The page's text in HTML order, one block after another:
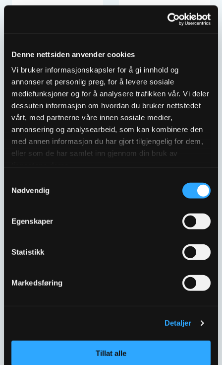
Denne nettsiden anvender cookies
Vi bruker informasjonskapsler for å gi innhold og
annonser et personlig preg, for å levere sosiale
mediefunksjoner og for å analysere trafikken vår. Vi deler
dessuten informasjon om hvordan du bruker nettstedet
vårt, med partnerne våre innen sosiale medier,
annonsering og analysearbeid, som kan kombinere den
med annen informasjon du har gjort tilgjengelig for dem,
eller som de har samlet inn gjennom din bruk av
Nødvendig
Egenskaper
Statistikk
Markedsføring
Detaljer
Tillat alle
2055191
ULEFOS ESCO
ULEFOS ESCO
2055194
ULEFOS ESCO
FLENSEKRYSS